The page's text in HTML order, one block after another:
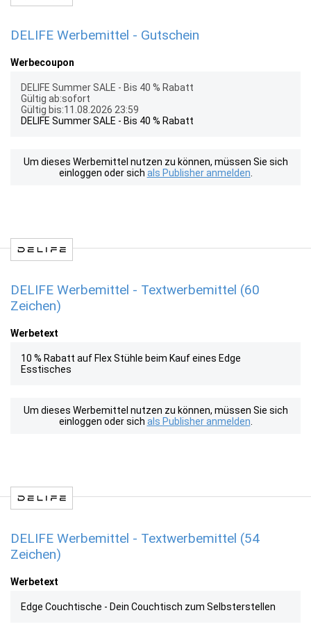
DELIFE Werbemittel - Gutschein
Werbecoupon
DELIFE Summer SALE - Bis 40 % Rabatt
Gültig ab:sofort
Gültig bis:11.08.2026 23:59
DELIFE Summer SALE - Bis 40 % Rabatt
Um dieses Werbemittel nutzen zu können, müssen Sie sich
einloggen oder sich als Publisher anmelden
DELIFE Werbemittel - Textwerbemittel (60
Zeichen)
Werbetext
10 % Rabatt auf Flex Stühle beim Kauf eines Edge
Esstisches
Um dieses Werbemittel nutzen zu können, müssen Sie sich
einloggen oder sich als Publisher anmelden
DELIFE Werbemittel - Textwerbemittel (54
Zeichen)
Werbetext
Edge Couchtische - Dein Couchtisch zum Selbsterstellen